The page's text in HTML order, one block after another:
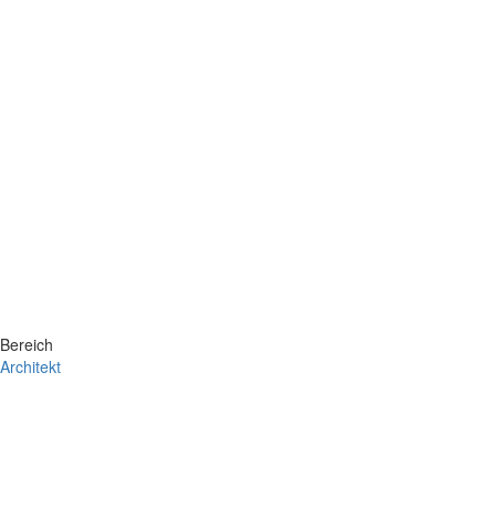
Bereich
Architekt